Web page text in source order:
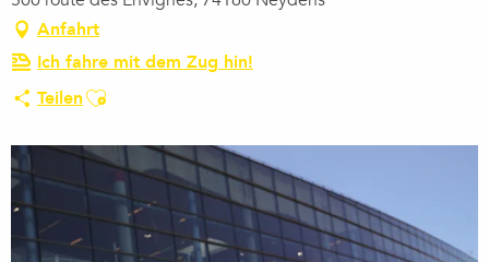
Anfahrt
Ich fahre mit dem Zug hin!
TeilenAjouter aux favoris